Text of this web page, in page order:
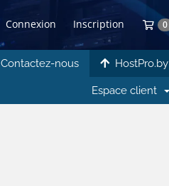
Connexion Inscription 0
Contactez-nous HostPro.by
Espace client